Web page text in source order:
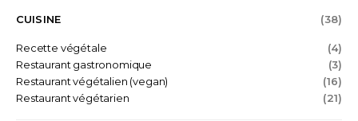
CUISINE (38)
Recette végétale
(4)
Restaurant gastronomique
(3)
Restaurant végétalien (vegan)
(16)
Restaurant végétarien
(21)